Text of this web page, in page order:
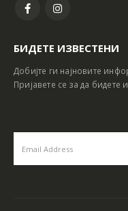
БИДЕТЕ ИЗВЕСТЕНИ
Добијте ги најновите
Пријавете се за да бидете